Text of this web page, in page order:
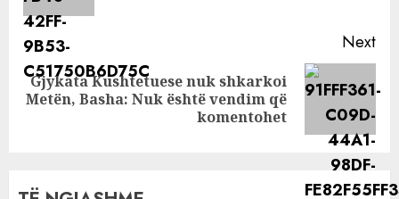
Next
Next
Gjykata Kushtetuese nuk shkarkoi
Metën, Basha: Nuk është vendim që
komentohet